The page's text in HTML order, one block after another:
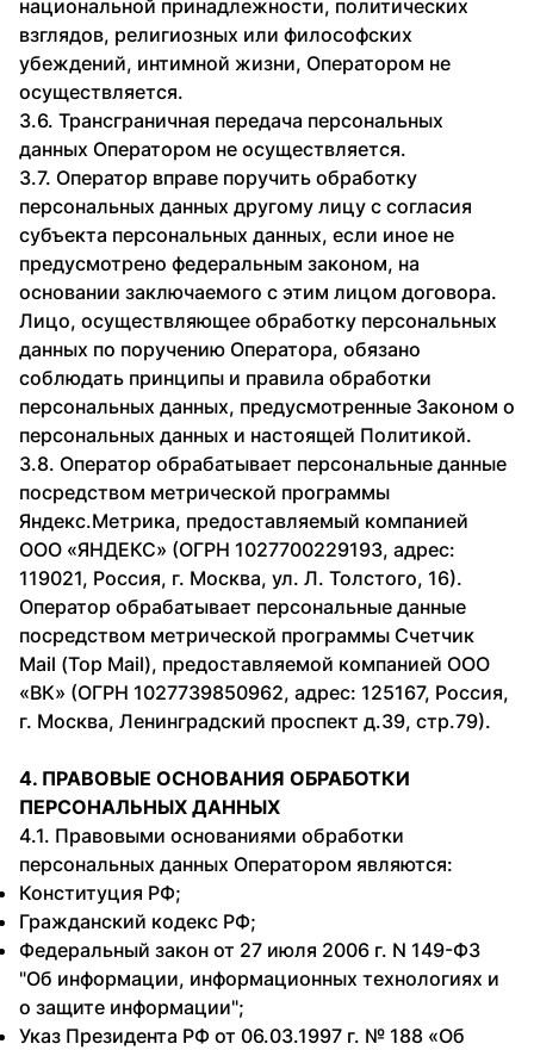
национальной принадлежности, политических
взглядов, религиозных или философских
убеждений, интимной жизни, Оператором не
осуществляется.
3.6. Трансграничная передача персональных
данных Оператором не осуществляется.
3.7. Оператор вправе поручить обработку
персональных данных другому лицу с согласия
субъекта персональных данных, если иное не
предусмотрено федеральным законом, на
основании заключаемого с этим лицом договора.
Лицо, осуществляющее обработку персональных
данных по поручению Оператора, обязано
соблюдать принципы и правила обработки
персональных данных, предусмотренные Законом о
персональных данных и настоящей Политикой.
3.8. Оператор обрабатывает персональные данные
посредством метрической программы
Яндекс.Метрика, предоставляемый компанией
ООО «ЯНДЕКС» (ОГРН 1027700229193, адрес:
119021, Россия, г. Москва, ул. Л. Толстого, 16).
Оператор обрабатывает персональные данные
посредством метрической программы Счетчик
Mail (Top Mail), предоставляемой компанией ООО
«ВК» (ОГРН 1027739850962, адрес: 125167, Россия,
г. Москва, Ленинградский проспект д.39, стр.79).
4. ПРАВОВЫЕ ОСНОВАНИЯ ОБРАБОТКИ
ПЕРСОНАЛЬНЫХ ДАННЫХ
4.1. Правовыми основаниями обработки
персональных данных Оператором являются:
Конституция РФ;
Гражданский кодекс РФ;
Федеральный закон от 27 июля 2006 г. N 149-ФЗ
"Об информации, информационных технологиях и
о защите информации";
Указ Президента РФ от 06.03.1997 г. № 188 «Об